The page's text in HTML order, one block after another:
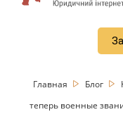
Главная Блог
теперь военные